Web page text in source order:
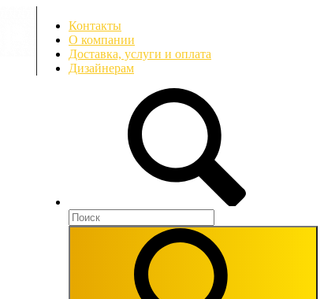
Контакты
О компании
Доставка, услуги и оплата
Дизайнерам